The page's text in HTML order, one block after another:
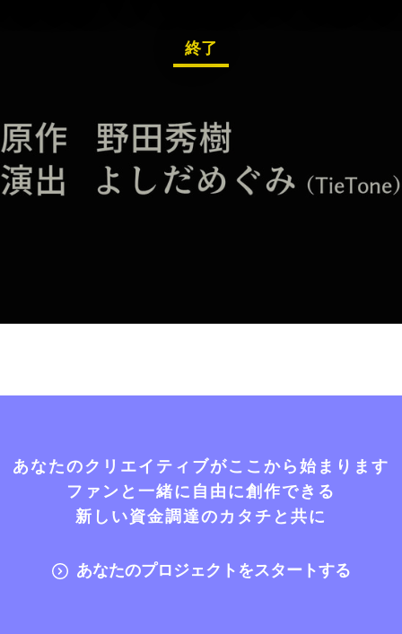
終了
あなたのクリエイティブがここから始まります
ファンと一緒に自由に創作できる
新しい資金調達のカタチと共に
あなたのプロジェクトをスタートする